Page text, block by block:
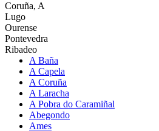
Coruña, A
Lugo
Ourense
Pontevedra
Ribadeo
A Baña
A Capela
A Coruña
A Laracha
A Pobra do Caramiñal
Abegondo
Ames